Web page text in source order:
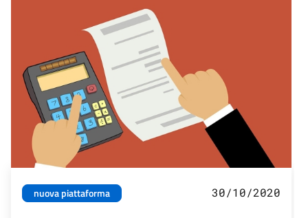
nuova piattaforma 30/10/2020